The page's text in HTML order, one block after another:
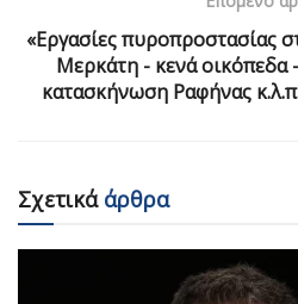
«Εργασίες πυροπροστασίας
Μερκάτη - κενά οικόπεδα
κατασκήνωση Ραφήνας
Σχετικάάρθρα